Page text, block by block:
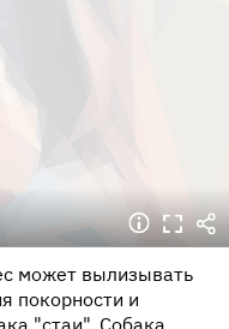
может вылизывать
покорности и
"стаи". Собака